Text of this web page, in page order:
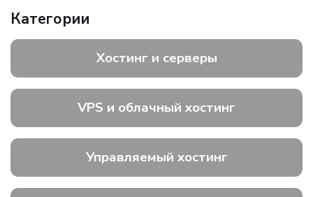
Категории
Хостинг и серверы
VPS и облачный хостинг
Управляемый хостинг